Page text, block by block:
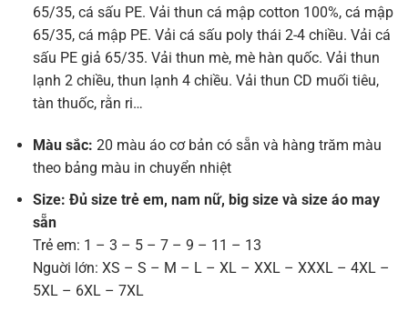
65/35, cá sấu PE. Vải thun cá mập cotton 100%, cá mập
65/35, cá mập PE. Vải cá sấu poly thái 2-4 chiều. Vải cá
sấu PE giả 65/35. Vải thun mè, mè hàn quốc. Vải thun
lạnh 2 chiều, thun lạnh 4 chiều. Vải thun CD muối tiêu,
tàn thuốc, rằn ri…
Màu sắc: 20 màu áo cơ bản có sẵn và hàng trăm màu
theo bảng màu in chuyển nhiệt
Size: Đủ size trẻ em, nam nữ, big size và size áo may
sẵn
Trẻ em: 1 – 3 – 5 – 7 – 9 – 11 – 13
Nguời lớn: XS – S – M – L – XL – XXL – XXXL – 4XL –
5XL – 6XL – 7XL